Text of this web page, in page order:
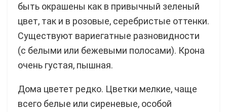
быть окрашены как в привычный зеленый
цвет, так и в розовые, серебристые оттенки.
Существуют вариегатные разновидности
(с белыми или бежевыми полосами). Крона
очень густая, пышная.
Дома цветет редко. Цветки мелкие, чаще
всего белые или сиреневые, особой